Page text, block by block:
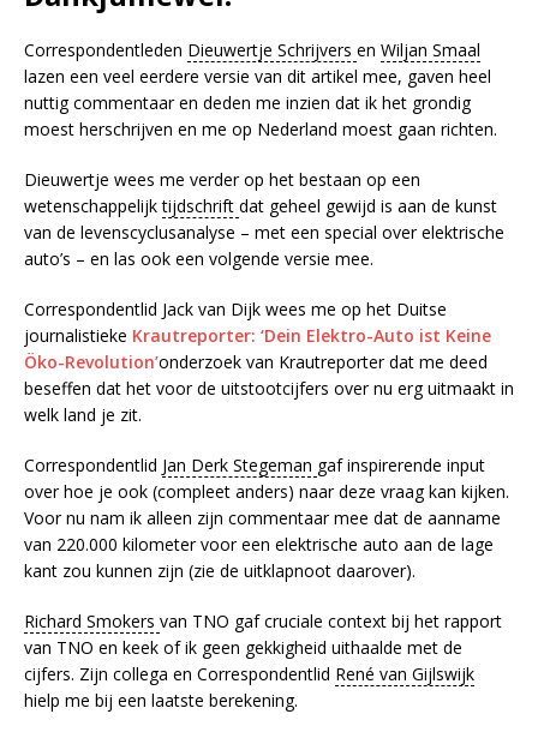
Correspondentleden Dieuwertje Schrijvers en Wiljan Smaal
lazen een veel eerdere versie van dit artikel mee, gaven heel
nuttig commentaar en deden me inzien dat ik het grondig
moest herschrijven en me op Nederland moest gaan richten.
Dieuwertje wees me verder op het bestaan op een
wetenschappelijktijdschrift dat geheel gewijd is aan de kunst
van de levenscyclusanalyse – met een special over elektrische
auto’s – en las ook een volgende versie mee.
Correspondentlid Jack van Dijk wees me op het Duitse
journalistieke Krautreporter: ‘Dein Elektro-Auto ist Keine
Öko-Revolution’onderzoek van Krautreporter dat me deed
beseffen dat het voor de uitstootcijfers over nu erg uitmaakt in
welk land je zit.
Correspondentlid Jan Derk Stegeman gaf inspirerende input
over hoe je ook (compleet anders) naar deze vraag kan kijken.
Voor nu nam ik alleen zijn commentaar mee dat de aanname
van 220.000 kilometer voor een elektrische auto aan de lage
kant zou kunnen zijn (zie de uitklapnoot daarover).
Richard Smokers van TNO gaf cruciale context bij het rapport
van TNO en keek of ik geen gekkigheid uithaalde met de
cijfers. Zijn collega en Correspondentlid René van Gijlswijk
hielp me bij een laatste berekening.